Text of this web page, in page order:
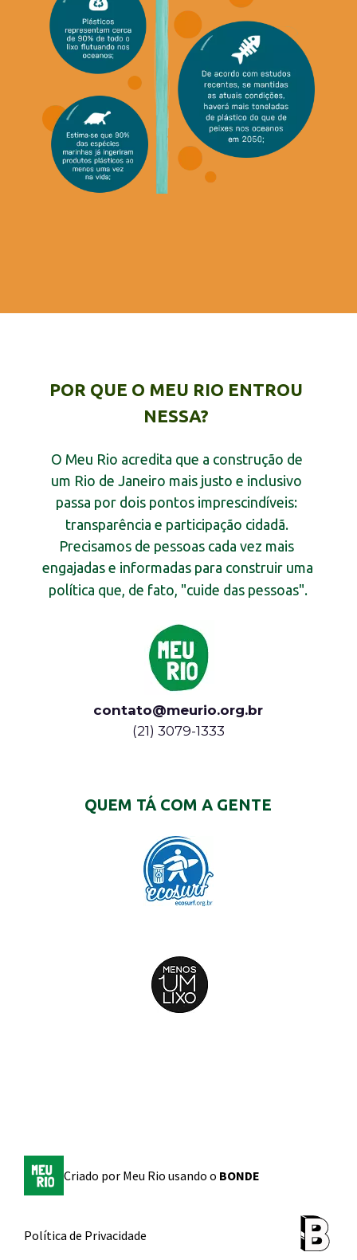
POR QUE O MEU RIO ENTROU
NESSA?
O Meu Rio acredita que a construção de
um Rio de Janeiro mais justo e inclusivo
passa por dois pontos imprescindíveis:
transparência e participação cidadã.
Precisamos de pessoas cada vez mais
engajadas e informadas para construir uma
política que, de fato, "cuide das pessoas".
contato@meurio.org.br
(21) 3079-1333
QUEM TÁ COM A GENTE
Criado por Meu Rio usando o BONDE
Política de Privacidade